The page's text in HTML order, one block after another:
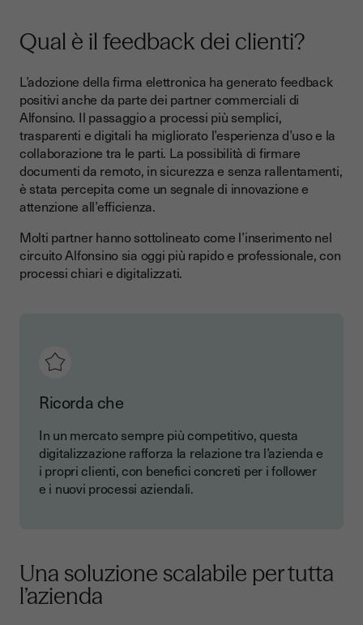
Qual è il feedback dei clienti?
L’adozione della firma elettronica ha generato feedback
positivi anche da parte dei partner commerciali di
Alfonsino. Il passaggio a processi più semplici,
trasparenti e digitali ha migliorato l’esperienza d’uso e la
collaborazione tra le parti. La possibilità di firmare
documenti da remoto, in sicurezza e senza rallentamenti,
è stata percepita come un segnale di innovazione e
attenzione all’efficienza.
Molti partner hanno sottolineato come l’inserimento nel
circuito Alfonsino sia oggi più rapido e professionale, con
processi chiari e digitalizzati.
Ricorda che
In un mercato sempre più competitivo, questa
digitalizzazione rafforza la relazione tra l’azienda e
i propri clienti, con benefici concreti per i follower
e i nuovi processi aziendali.
Una soluzione scalabile per tutta
l’azienda